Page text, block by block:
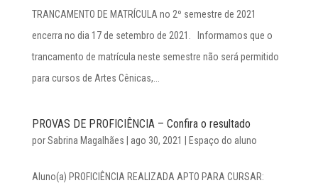
TRANCAMENTO DE MATRÍCULA no 2º semestre de 2021
encerra no dia 17 de setembro de 2021. Informamos que o
trancamento de matrícula neste semestre não será permitido
para cursos de Artes Cênicas,...
PROVAS DE PROFICIÊNCIA – Confira o resultado
porSabrina Magalhães ago 30, 2021 Espaço do aluno
Aluno(a) PROFICIÊNCIA REALIZADA APTO PARA CURSAR: